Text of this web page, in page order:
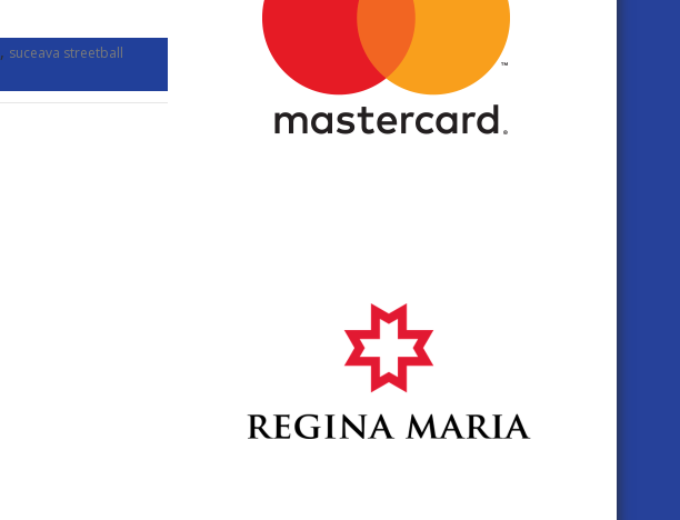
, suceava streetball